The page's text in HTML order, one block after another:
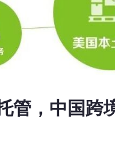
管，中国跨